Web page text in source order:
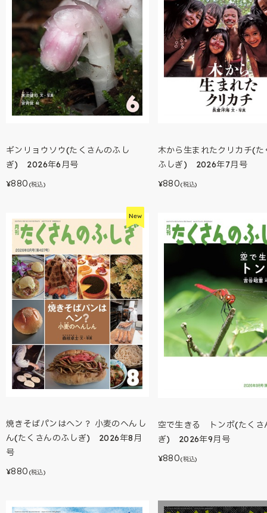
ギンリョウソウ(たくさんのふし
ぎ) 2026年6月号
¥880 (税込)
木から生まれたクリカチ(た
ふしぎ) 2026年7月号
¥880(税込)
焼きそばパンはヘン？ 小麦のへんし
ん(たくさんのふしぎ) 2026年8月
号
¥880 (税込)
空で生きる トンボ(たくさ
ぎ) 2026年9月号
¥880(税込)